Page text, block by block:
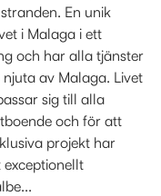
En unik
i Malaga i ett
och har alla tjänster
av Malaga. Livet
sig till alla
och för att
projekt har